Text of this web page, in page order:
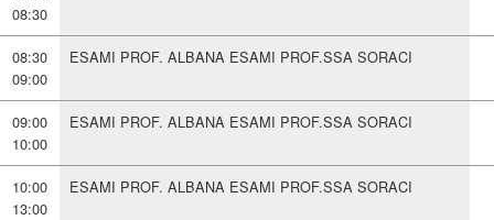
08:30
08:30
09:00
ESAMI PROF. ALBANA ESAMI PROF.SSA SORACI
09:00
10:00
ESAMI PROF. ALBANA ESAMI PROF.SSA SORACI
10:00
13:00
ESAMI PROF. ALBANA ESAMI PROF.SSA SORACI